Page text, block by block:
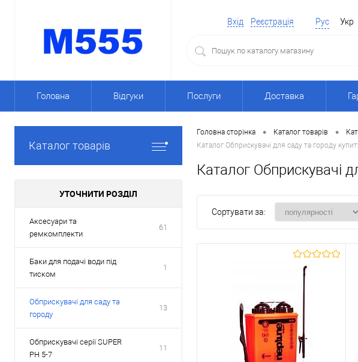
Вхід Реєстрація Рус Укр
Головна Відгуки Послуги Доставка
Каталог товарів
УТОЧНИТИ РОЗДІЛ
Аксесуари та
ремкомплекти
61
Баки для подачі води під
тиском
1
Обприскувачі для саду та
городу
13
Обприскувачі серії SUPER
PH 5-7
11
Головна сторінка • Каталог товарів •
Каталог Обприскувачі для саду та городу
Каталог Обприскувачі
Сортувати за: